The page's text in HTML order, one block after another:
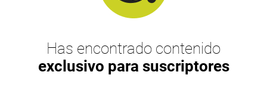
Has encontrado contenido
exclusivo para suscriptores